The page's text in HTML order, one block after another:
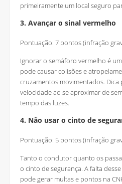
primeiramente um local seguro
3. Avançar o sinal vermelho
Pontuação: 7 pontos (infração
Ignorar o semáforo vermelho é
pode causar colisões e
cruzamentos movimentados. Dica
velocidade ao se aproximar de
tempo das luzes.
4. Não usar o cinto de
Pontuação: 5 pontos (infração
Tanto o condutor quanto os
o cinto de segurança. A falta
pode gerar multas e pontos na